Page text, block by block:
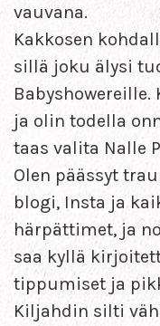
vauvana.
Kakkosen
sillä joku älysi
ja olin todella
taas valita Nalle
Olen päässyt
blogi, Insta ja
härpättimet, ja
saa kyllä
tippumiset ja
Kiljahdin silti